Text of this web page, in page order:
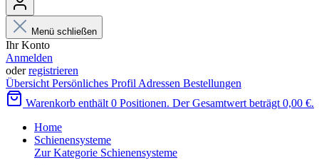
Menü schließen
Ihr Konto
Anmelden
oderregistrieren
Übersicht Persönliches Profil Adressen Bestellungen
Warenkorb enthält 0 Positionen. Der Gesamtwert beträgt 0,00 €.
Home
Schienensysteme
Zur Kategorie Schienensysteme